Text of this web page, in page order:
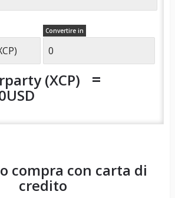
Convertire in
(XCP) =
compra con carta di
credito